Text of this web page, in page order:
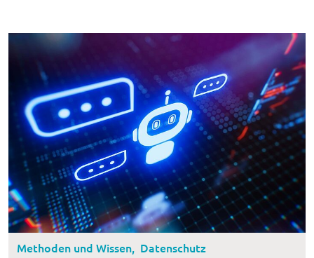
Methoden und Wissen, Datenschutz